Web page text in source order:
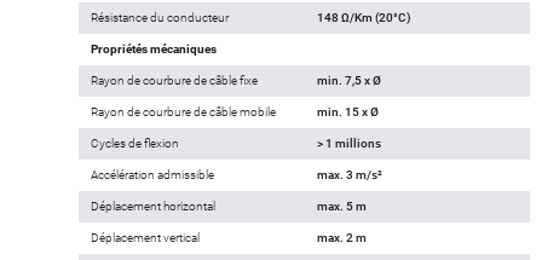
Résistance du conducteur 148 Ω/Km (20°C)
Propriétés mécaniques
Rayon de courbure de câble fixe min. 7,5 x Ø
Rayon de courbure de câble mobile min. 15 x Ø
Cycles de flexion > 1 millions
Accélération admissible max. 3 m/s²
Déplacement horizontal max. 5 m
Déplacement vertical max. 2 m